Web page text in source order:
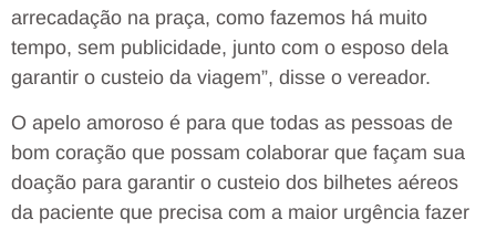
arrecadação na praça, como fazemos há muito
tempo, sem publicidade, junto com o esposo dela
garantir o custeio da viagem”, disse o vereador.
O apelo amoroso é para que todas as pessoas de
bom coração que possam colaborar que façam sua
doação para garantir o custeio dos bilhetes aéreos
da paciente que precisa com a maior urgência fazer